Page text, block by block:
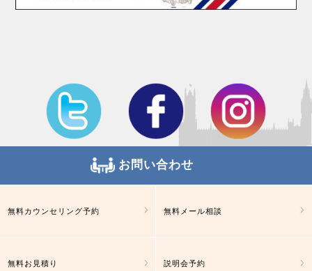
お問い合わせ
無料カウンセリング予約 無料メール相談
無料お見積り 説明会予約